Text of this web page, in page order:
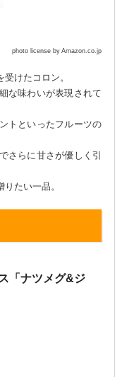
photo license by Amazon.co.jp
けたコロン。
な味わいが表現されて
トといったフルーツの
さらに甘さが優しく引
たい一品。
「ナツメグ&ジ